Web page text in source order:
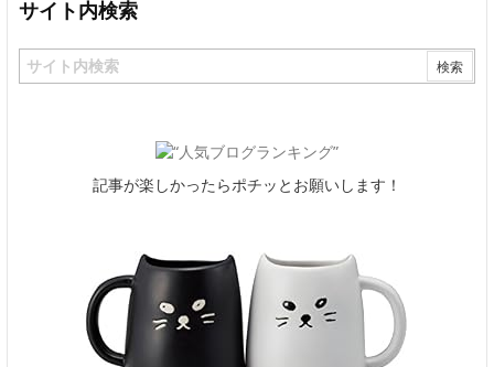
サイト内検索
記事が楽しかったらポチッとお願いします！